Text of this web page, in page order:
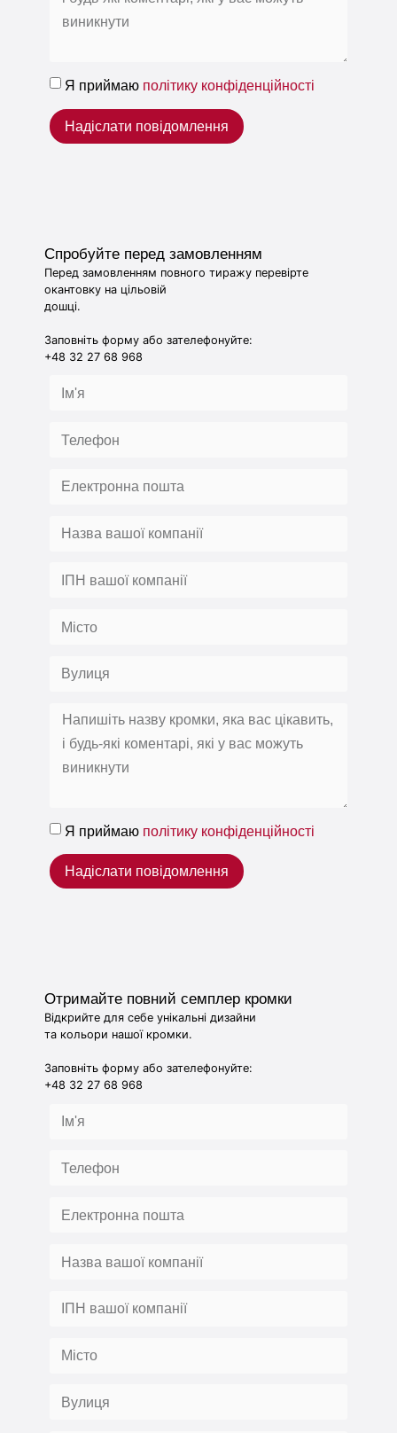
Я приймаю політику конфіденційності
Надіслати повідомлення
Спробуйте перед замовленням
Перед замовленням повного тиражу перевірте
окантовку на цільовій
дошці.
Заповніть форму або зателефонуйте:
+48 32 27 68 968
Я приймаю політику конфіденційності
Надіслати повідомлення
Отримайте повний семплер кромки
Відкрийте для себе унікальні дизайни
та кольори нашої кромки.
Заповніть форму або зателефонуйте:
+48 32 27 68 968